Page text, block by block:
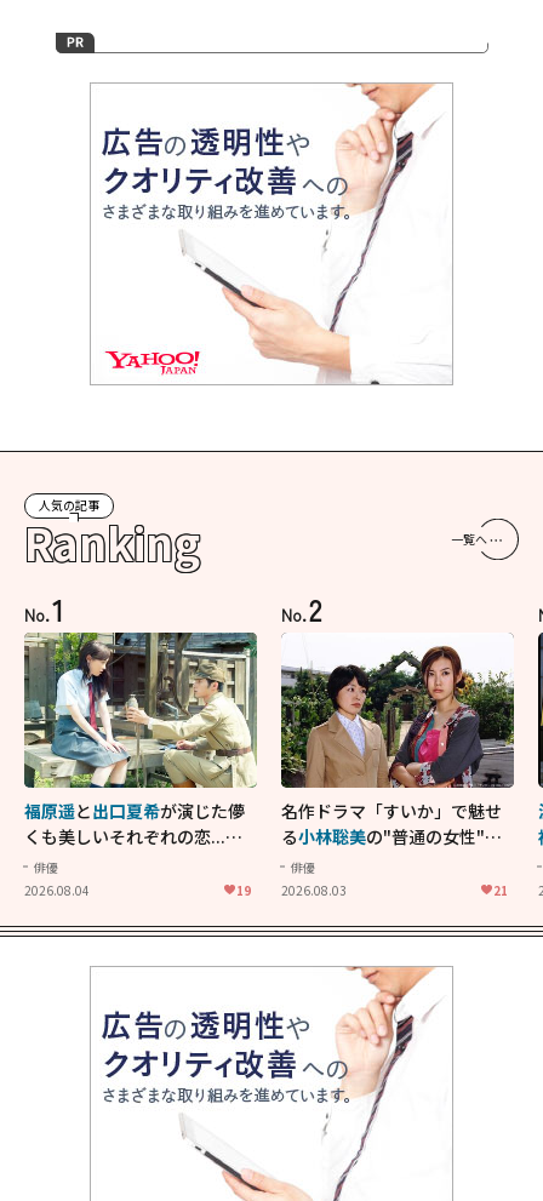
人気の記事
Ranking 一覧へ
No.1
福原遥と出口夏希が演じた儚
くも美しいそれぞれの恋...生
きることの尊さを教えてくれ
た映画「あの花が咲く丘で、
俳優
2026.08.04
19
No.2
名作ドラマ「すいか」で魅せ
る小林聡美の"普通の女性"が
大人に刺さる...映画「かもめ
食堂」にも通じる静かな芝居
俳優
2026.08.03
21